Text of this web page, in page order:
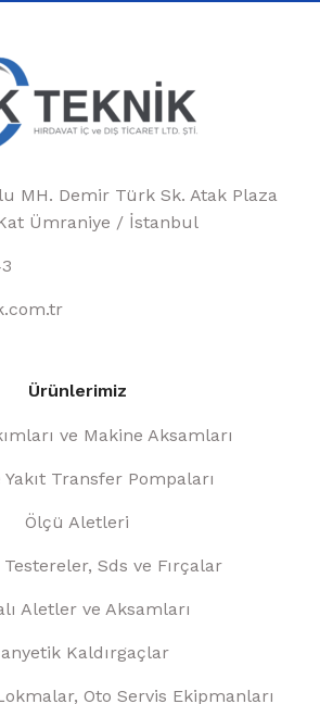
MH. Demir Türk Sk. Atak Plaza
Ümraniye / İstanbul
Ürünlerimiz
ve Makine Aksamları
Yakıt Transfer Pompaları
Ölçü Aletleri
Sds ve Fırçalar
Aletler ve Aksamları
Kaldırgaçlar
Oto Servis Ekipmanları